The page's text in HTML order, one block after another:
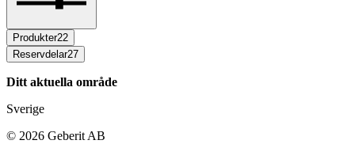
Produkter22
Reservdelar27
Ditt aktuella område
Sverige
© 2026 Geberit AB